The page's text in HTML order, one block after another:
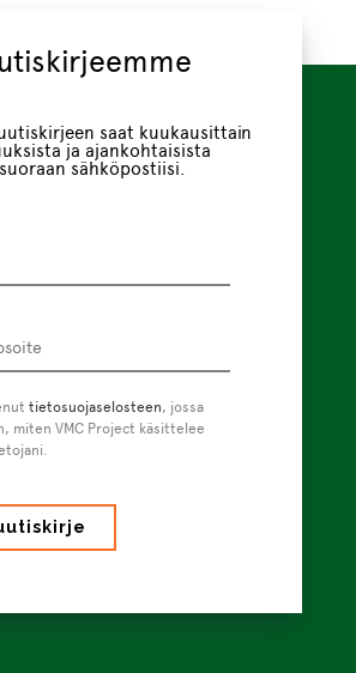
saat kuukausittain
ja ajankohtaisista
sähköpostiisi.
*
tietosuojaselosteen, jossa
miten VMC Project käsittelee